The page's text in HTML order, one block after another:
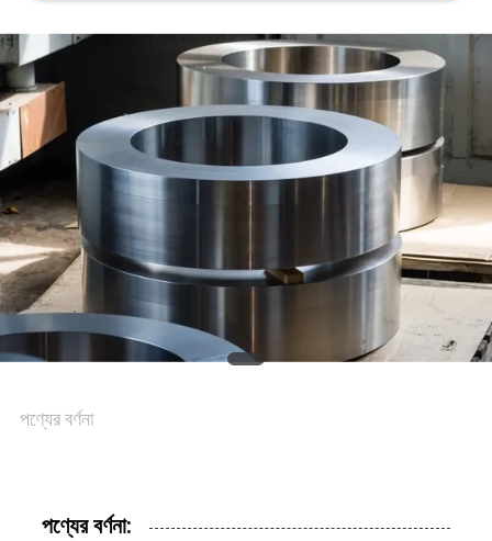
নিয়ন্ত্রণ
যোগাযোগ
করুন
খবর
উদ্ধৃতির
আবেদন
SITEMAP
পণ্যের বর্ণনা
পণ্যের বর্ণনা: